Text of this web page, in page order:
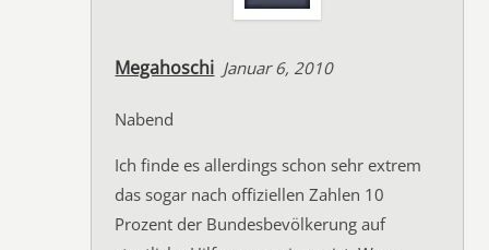
Megahoschi Januar 6, 2010
Nabend
Ich finde es allerdings schon sehr extrem
das sogar nach offiziellen Zahlen 10
Prozent der Bundesbevölkerung auf